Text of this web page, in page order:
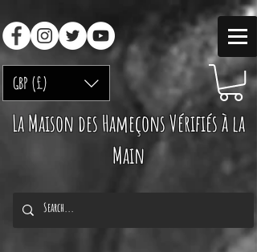
GBP (£)
La Maison des Hameçons Vérifiés à la
Main